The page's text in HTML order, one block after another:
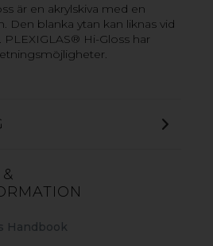
är en akrylskiva med en
Den blanka ytan kan liknas vid
Hi-Gloss har
Handbook
MER? KONTAKTA OSS!